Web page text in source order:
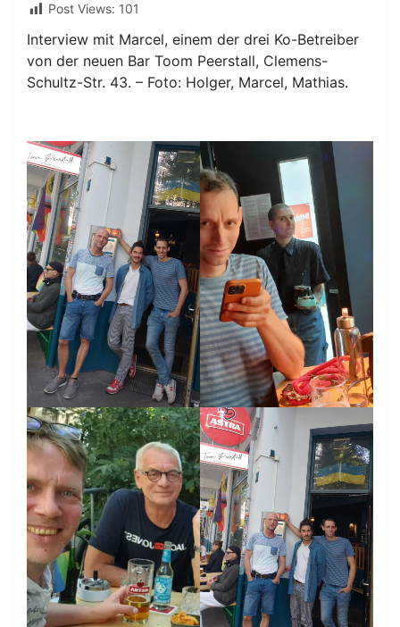
Post Views: 101
Interview mit Marcel, einem der drei Ko-Betreiber
von der neuen Bar Toom Peerstall, Clemens-
Schultz-Str. 43. – Foto: Holger, Marcel, Mathias.